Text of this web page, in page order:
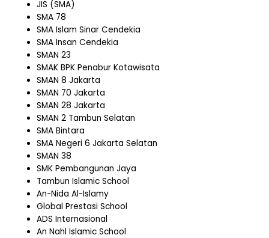
JIS (SMA)
SMA 78
SMA Islam Sinar Cendekia
SMA Insan Cendekia
SMAN 23
SMAK BPK Penabur Kotawisata
SMAN 8 Jakarta
SMAN 70 Jakarta
SMAN 28 Jakarta
SMAN 2 Tambun Selatan
SMA Bintara
SMA Negeri 6 Jakarta Selatan
SMAN 38
SMK Pembangunan Jaya
Tambun Islamic School
An-Nida Al-Islamy
Global Prestasi School
ADS Internasional
An Nahl Islamic School